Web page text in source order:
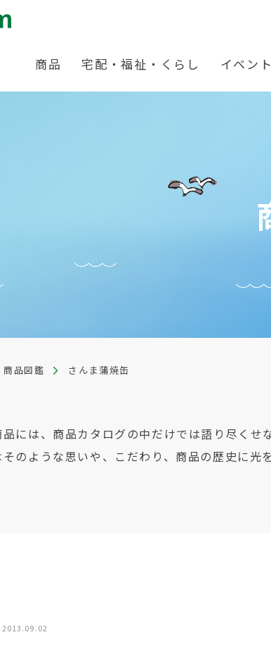
商品 宅配・福祉・くらし イベン
商品図鑑 さんま蒲焼缶
には、商品カタログの中だけでは語り尽くせ
そのような思いや、こだわり、商品の歴史に
2013.09.02